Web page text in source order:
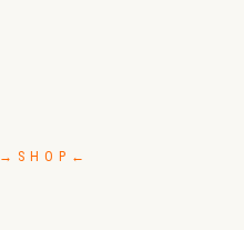
→ S H O P ←